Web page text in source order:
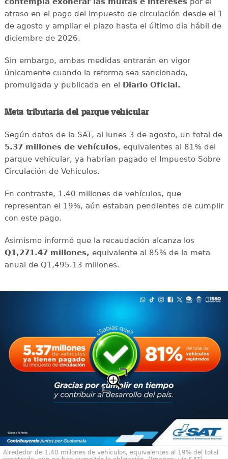
atraso en el pago del impuesto de circulación desde el 1
de agosto y ampliar el plazo hasta el último día hábil de
diciembre de 2026.
Sin embargo, ambas medidas entrarán en vigor
únicamente cuando la reforma sea sancionada,
promulgada y publicada en el
Diario Oficial.
Meta tributaria del parque vehicular
Según datos de la SAT, al lunes 3 de agosto, un total de
5.37 millones de vehículos, equivalentes al 81% del
parque vehicular, ya habrían pagado el Impuesto Sobre
Circulación de Vehículos.
En contraste, 1.40 millones de vehículos, que
representan el 19%, aún estaban pendientes de cumplir
con este pago.
Asimismo informó que la recaudación alcanza los
Q1,271.47 millones, equivalente al 85% de la meta
anual de Q1,495.13 millones.
Alrededor de 1.40 millones de vehículos, equivalentes al 19% del total